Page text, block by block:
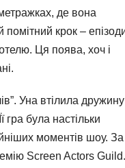
де вона
крок –
Ця поява, хоч і
Уна втілила дружину
була настільки
моментів шоу. За
Screen Actors Guild.